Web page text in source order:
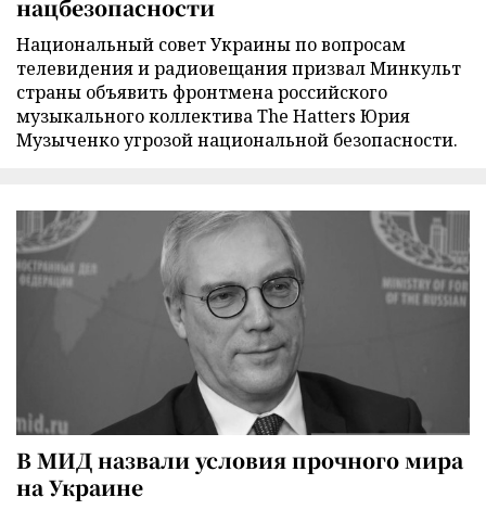
нацбезопасности
Национальный совет Украины по вопросам
телевидения и радиовещания призвал Минкульт
страны объявить фронтмена российского
музыкального коллектива The Hatters Юрия
Музыченко угрозой национальной безопасности.
В МИД назвали условия прочного мира
на Украине